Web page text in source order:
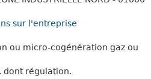
sur l'entreprise
ou micro-cogénération gaz ou
dont régulation.